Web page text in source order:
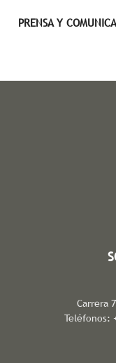
PRENSA Y
Carrera
Teléfonos: